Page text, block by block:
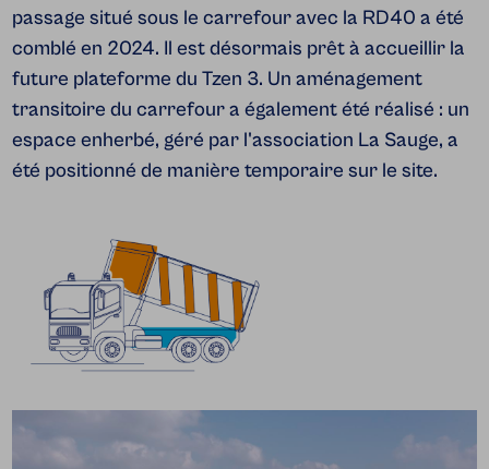
passage situé sous le carrefour avec la RD40 a été
comblé en 2024. Il est désormais prêt à accueillir la
future plateforme du Tzen 3. Un aménagement
transitoire du carrefour a également été réalisé : un
espace enherbé, géré par l'association La Sauge, a
été positionné de manière temporaire sur le site.